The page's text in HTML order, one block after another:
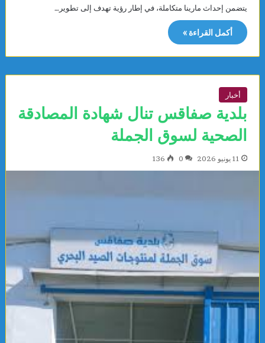
يتضمن إحداث مارينا متكاملة، في إطار رؤية تهدف إلى تطوير…
أكمل القراءة »
أخبار
بلدية صفاقس تنال شهادة المصادقة
الصحية لسوق الجملة
11 يونيو 2026 0
136